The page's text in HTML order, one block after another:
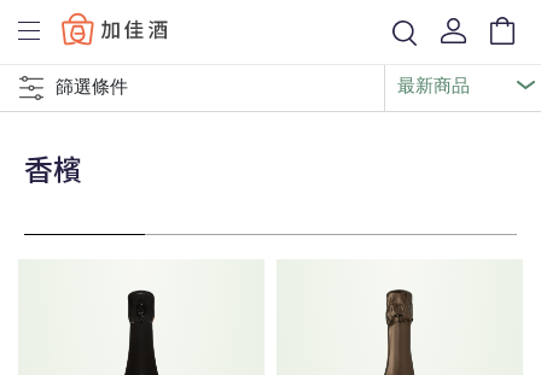
Baccus
篩選條件
香檳